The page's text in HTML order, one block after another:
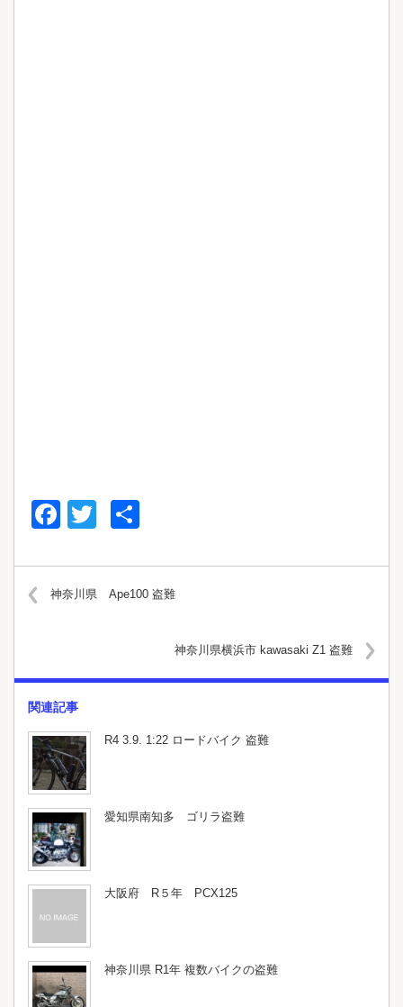
Facebook
Twitter
神奈川県 Ape100 盗難
神奈川県横浜市 kawasaki Z1 盗難
関連記事
R4 3.9. 1:22 ロードバイク 盗難
愛知県南知多 ゴリラ盗難
大阪府 R５年 PCX125
神奈川県 R1年 複数バイクの盗難